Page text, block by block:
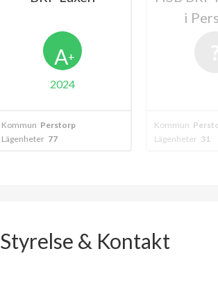
Kommun Perstorp
Lägenheter 31
Kommun
Lägenheter 31
Styrelse & Kontakt